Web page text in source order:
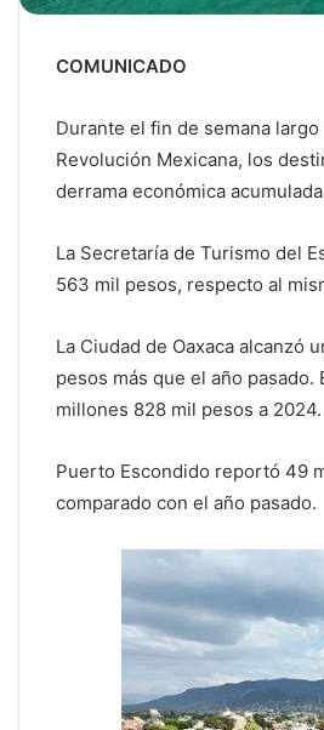
COMUNICADO
Durante el fin de semana
Revolución Mexicana, los
derrama económica
La Secretaría de Turismo del
563 mil pesos, respecto al
La Ciudad de Oaxaca alcanzó
pesos más que el año
millones 828 mil pesos a 2024.
Puerto Escondido reportó 49
comparado con el año pasado.